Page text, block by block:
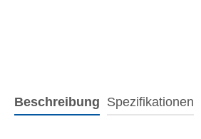
Beschreibung Spezifikationen